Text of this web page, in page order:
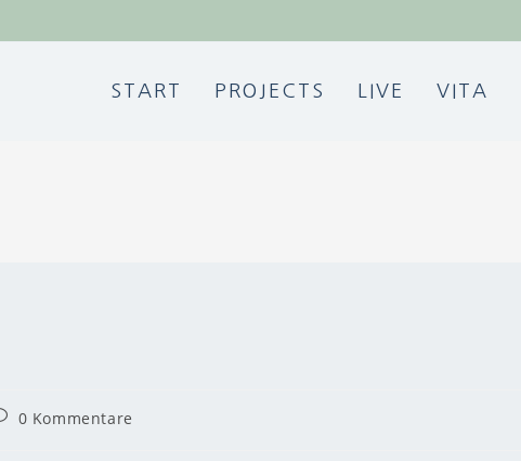
START PROJECTS LIVE VITA
0 Kommentare